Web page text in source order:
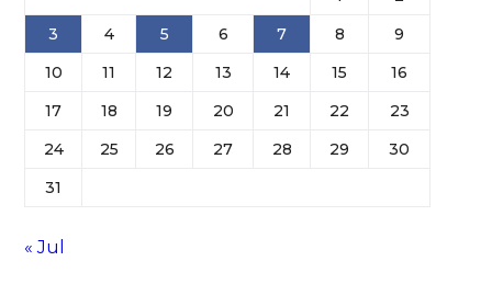
3
4 5 6 7 8
9
10
11 12 13 14 15
16
17
18 19 20 21 22
23
24
25 26 27 28 29
30
31
« Jul